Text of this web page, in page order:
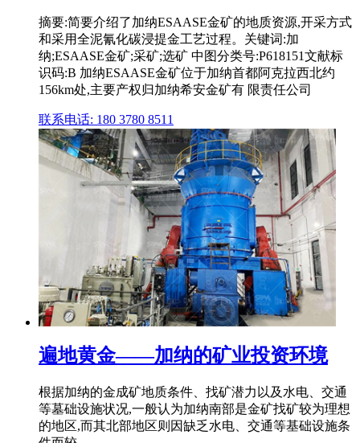
摘要:简要介绍了加纳ESAASE金矿的地质资源,开采方式
和采用全泥氰化碳浸提金工艺过程。关键词:加
纳;ESAASE金矿;采矿;选矿 中图分类号:P618151文献标
识码:B 加纳ESAASE金矿位于加纳首都阿克拉西北约
156km处,主要产权归加纳希安金矿有 限责任公司
联系电话: 180 3780 8511
遍地黄金——加纳的矿业投资环境
根据加纳的金成矿地质条件、找矿潜力以及水电、交通
等墓础设施状况,一般认为加纳南部是金矿找矿较为理想
的地区,而其北部地区则因缺乏水电、交通等基础设施条